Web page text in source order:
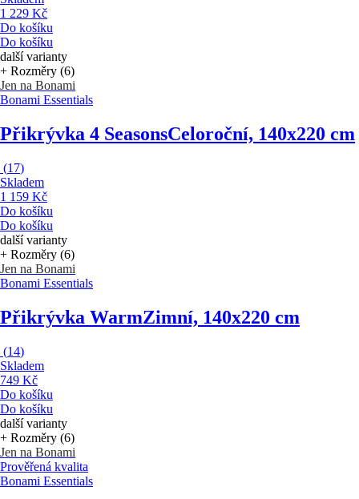
1 229 Kč
Do košíku
Do košíku
další varianty
+ Rozměry (6)
Jen na Bonami
Bonami Essentials
Přikrývka 4 SeasonsCeloroční, 140x220 cm
(17)
Skladem
1 159 Kč
Do košíku
Do košíku
další varianty
+ Rozměry (6)
Jen na Bonami
Bonami Essentials
Přikrývka WarmZimní, 140x220 cm
(14)
Skladem
749 Kč
Do košíku
Do košíku
další varianty
+ Rozměry (6)
Jen na Bonami
Prověřená kvalita
Bonami Essentials